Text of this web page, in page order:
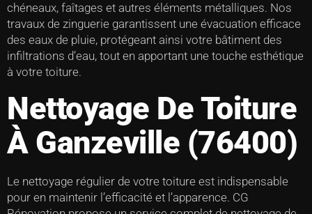
chéneaux, faîtages et autres éléments métalliques. Nos
travaux de zinguerie garantissent une évacuation efficace
des eaux de pluie, protégeant ainsi votre bâtiment des
infiltrations d’eau, tout en apportant une touche esthétique
à votre toiture.
Nettoyage De Toiture
À Ganzeville (76400)
Le nettoyage régulier de votre toiture est indispensable
pour en maintenir l’efficacité et l’apparence. CG